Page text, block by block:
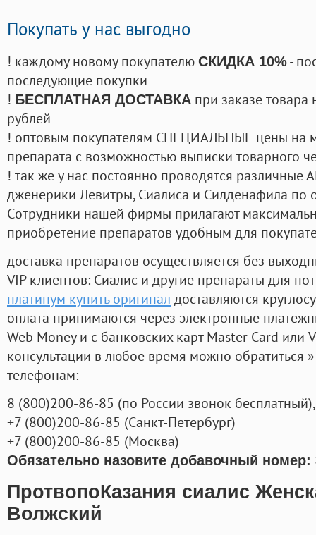
Покупать у нас выгодно
! каждому новому покупателю СКИДКА 10%-
последующие покупки
! БЕСПЛАТНАЯ ДОСТАВКА при заказе
рублей
! оптовым покупателям СПЕЦИАЛЬНЫЕ цены на
препарата с возможностью выписки товарного
! так же у нас постоянно проводятся
дженерики Левитры, Сиалиса и Силденафила по
Cотрудники нашей фирмы прилагают
приобретение препаратов удобным для
доставка препаратов осуществляется без
VIP клиентов: Сиалис и другие препараты для
платинум купить оригинал доставляются
оплата принимаются через электронные
Web Money и с банковских карт Master Card или
консультации в любое время можно обратиться
телефонам:
8 (800)200-86-85 (по России звонок бесплатный),
+7 (800)200-86-85 (Санкт-Петербург)
+7 (800)200-86-85 (Москва)
Обязательно назовите добавочный номер:
ПротвопоКазания сиалис
Волжский